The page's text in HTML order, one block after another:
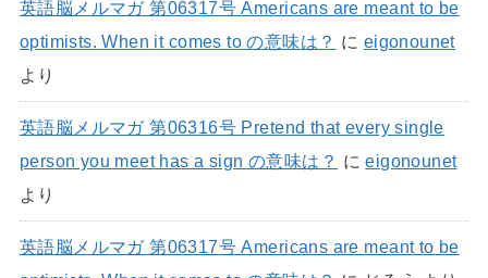
英語脳メルマガ 第06317号 Americans are meant to be
optimists. When it comes to の意味は？ に eigonounet
より
英語脳メルマガ 第06316号 Pretend that every single
person you meet has a sign の意味は？ にeigonounet
より
英語脳メルマガ 第06317号 Americans are meant to be